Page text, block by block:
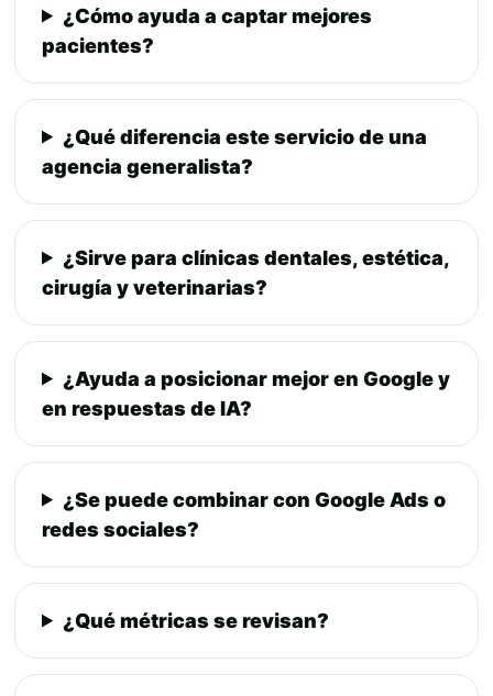
¿Cómo ayuda a captar mejores
pacientes?
¿Qué diferencia este servicio de una
agencia generalista?
¿Sirve para clínicas dentales, estética,
cirugía y veterinarias?
¿Ayuda a posicionar mejor en Google y
en respuestas de IA?
¿Se puede combinar con Google Ads o
redes sociales?
¿Qué métricas se revisan?